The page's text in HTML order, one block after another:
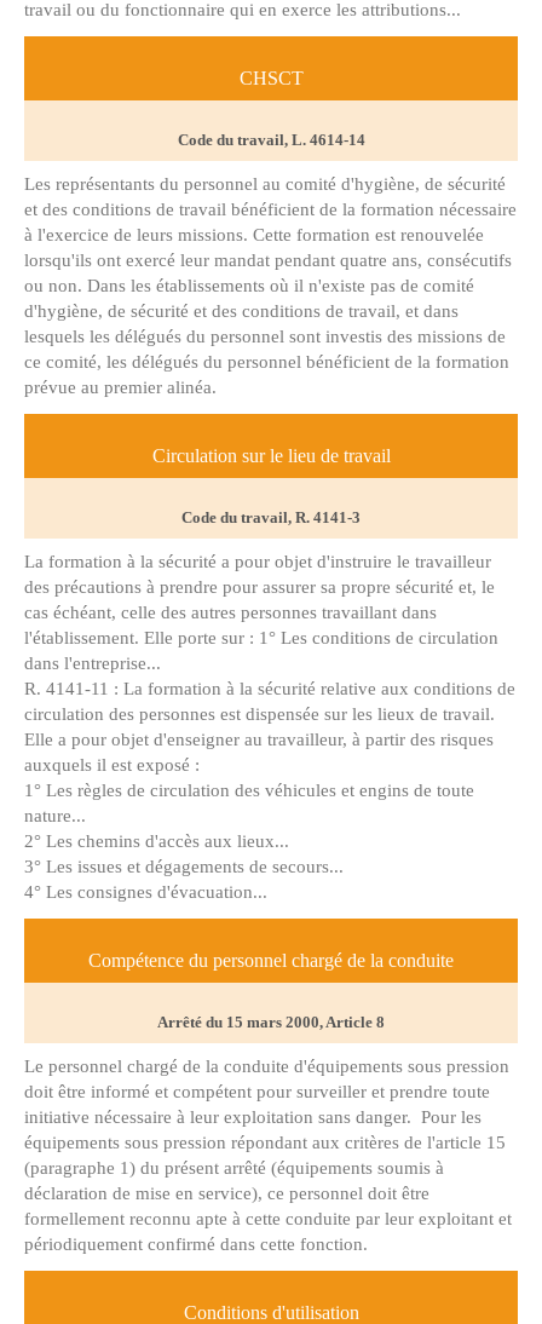
travail ou du fonctionnaire qui en exerce les attributions...
CHSCT
Code du travail, L. 4614-14
Les représentants du personnel au comité d'hygiène, de sécurité
et des conditions de travail bénéficient de la formation nécessaire
à l'exercice de leurs missions. Cette formation est renouvelée
lorsqu'ils ont exercé leur mandat pendant quatre ans, consécutifs
ou non. Dans les établissements où il n'existe pas de comité
d'hygiène, de sécurité et des conditions de travail, et dans
lesquels les délégués du personnel sont investis des missions de
ce comité, les délégués du personnel bénéficient de la formation
prévue au premier alinéa.
Circulation sur le lieu de travail
Code du travail, R. 4141-3
La formation à la sécurité a pour objet d'instruire le travailleur
des précautions à prendre pour assurer sa propre sécurité et, le
cas échéant, celle des autres personnes travaillant dans
l'établissement. Elle porte sur : 1° Les conditions de circulation
dans l'entreprise...
R. 4141-11 : La formation à la sécurité relative aux conditions de
circulation des personnes est dispensée sur les lieux de travail.
Elle a pour objet d'enseigner au travailleur, à partir des risques
auxquels il est exposé :
1° Les règles de circulation des véhicules et engins de toute
nature...
2° Les chemins d'accès aux lieux...
3° Les issues et dégagements de secours...
4° Les consignes d'évacuation...
Compétence du personnel chargé de la conduite
Arrêté du 15 mars 2000, Article 8
Le personnel chargé de la conduite d'équipements sous pression
doit être informé et compétent pour surveiller et prendre toute
initiative nécessaire à leur exploitation sans danger. Pour les
équipements sous pression répondant aux critères de l'article 15
(paragraphe 1) du présent arrêté (équipements soumis à
déclaration de mise en service), ce personnel doit être
formellement reconnu apte à cette conduite par leur exploitant et
périodiquement confirmé dans cette fonction.
Conditions d'utilisation